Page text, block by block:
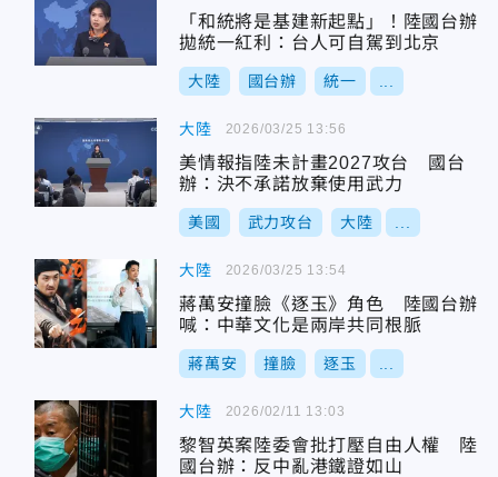
「和統將是基建新起點」！陸國台辦
拋統一紅利：台人可自駕到北京
大陸 國台辦 統一
大陸
美情報指陸未計畫2027攻台 國台
辦：決不承諾放棄使用武力
美國 武力攻台 大陸
2026/03/25 13:56
大陸
蔣萬安撞臉《逐玉》角色 陸國台辦
喊：中華文化是兩岸共同根脈
蔣萬安 撞臉 逐玉
2026/03/25 13:54
大陸
黎智英案陸委會批打壓自由人權 陸
國台辦：反中亂港鐵證如山
2026/02/11 13:03